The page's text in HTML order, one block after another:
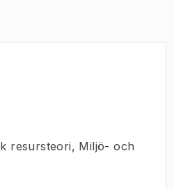
resursteori, Miljö- och